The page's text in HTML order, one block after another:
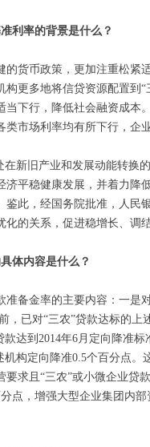
利率的背景是什么？
的货币政策，更加注重松
更多地将信贷资源配置
下行，降低社会融资成
市场利率均有所下行，企
在新旧产业和发展动能转
平稳健康发展，并着力
鉴此，经国务院批准，人
的关系，促进稳增长、调
体内容是什么？
备金率的主要内容：一是
，已对“三农”贷款达标的
款达到2014年6月定向降准
构定向降准0.5个百分点
求且“三农”或小微企业
点，增强大型企业集团内